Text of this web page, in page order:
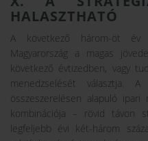
HALASZTHATÓ
A következő három-öt év
Magyarország a magas
következő évtizedben, vagy
menedzselését választja.
összeszerelésen alapuló
kombinációja – rövid távon
legfeljebb évi két-három